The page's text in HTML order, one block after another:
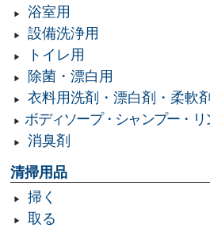
浴室用
設備洗浄用
トイレ用
除菌・漂白用
衣料用洗剤・漂白剤・柔軟剤
ボディソープ・シャンプー・リ
消臭剤
清掃用品
掃く
取る